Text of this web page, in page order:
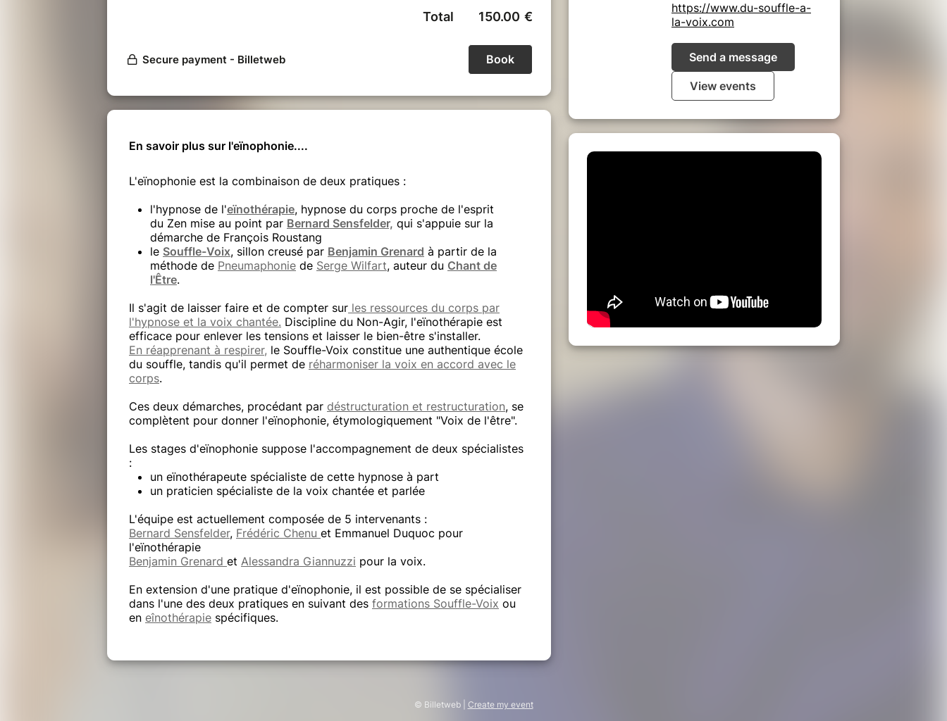
En savoir plus sur l'eïnophonie....
L'eïnophonie est la combinaison de deux pratiques :
l'hypnose de l'eïnothérapie, hypnose du corps proche de l'esprit
du Zen mise au point par Bernard Sensfelder, qui s'appuie sur la
démarche de François Roustang
le Souffle-Voix, sillon creusé par Benjamin Grenard à partir de la
méthode de Pneumaphonie de Serge Wilfart, auteur du Chant de
l'Être.
Il s'agit de laisser faire et de compter sur les ressources du corps par
l'hypnose et la voix chantée. Discipline du Non-Agir, l'eïnothérapie est
efficace pour enlever les tensions et laisser le bien-être s'installer.
En réapprenant à respirer, le Souffle-Voix constitue une authentique école
du souffle, tandis qu'il permet de réharmoniser la voix en accord avec le
corps.
Ces deux démarches, procédant par déstructuration et restructuration, se
complètent pour donner l'eïnophonie, étymologiquement "Voix de l'être".
Les stages d'eïnophonie suppose l'accompagnement de deux spécialistes
:
un eïnothérapeute spécialiste de cette hypnose à part
un praticien spécialiste de la voix chantée et parlée
L'équipe est actuellement composée de 5 intervenants :
Bernard Sensfelder, Frédéric Chenu et Emmanuel Duquoc pour
l'eïnothérapie
Benjamin Grenard et Alessandra Giannuzzi pour la voix.
En extension d'une pratique d'eïnophonie, il est possible de se spécialiser
dans l'une des deux pratiques en suivant des formations Souffle-Voix ou
en eînothérapie spécifiques.
https://www.du-souffle-a-
la-voix.com
Send a message
View events
© Billetweb | Create my event